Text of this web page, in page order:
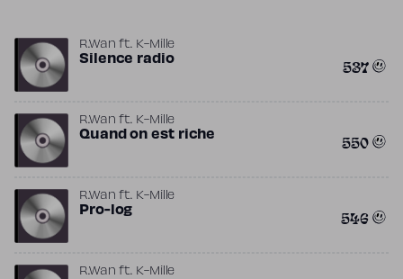
R.Wan ft. K-Mille
Silence radio 537
R.Wan ft. K-Mille
Quand on est riche 550
R.Wan ft. K-Mille
Pro-log 546
R.Wan ft. K-Mille